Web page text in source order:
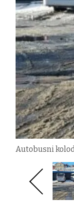
Autobusni